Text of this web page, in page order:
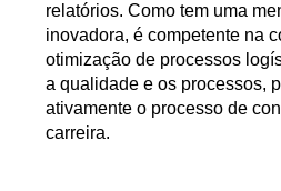
relatórios. Como tem uma
inovadora, é competente na
otimização de processos
a qualidade e os processos,
ativamente o processo de
carreira.